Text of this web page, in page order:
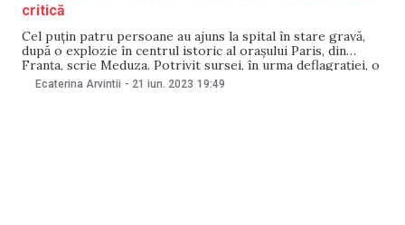
critică
Cel puțin patru persoane au ajuns la spital în stare gravă,
după o explozie în centrul istoric al orașului Paris, din
Franța, scrie Meduza. Potrivit sursei, în urma deflagrației, o
parte dintr-un bloc s-a prăbușit. Cazul a avut loc în după-
Ecaterina Arvintii - 21 iun. 2023 19:49